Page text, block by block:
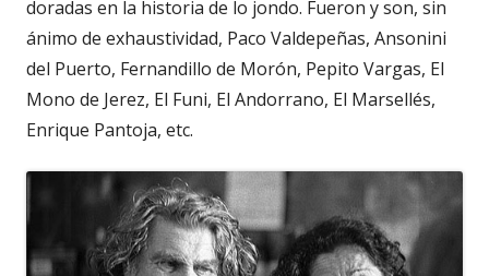
doradas en la historia de lo jondo. Fueron y son, sin
ánimo de exhaustividad, Paco Valdepeñas, Ansonini
del Puerto, Fernandillo de Morón, Pepito Vargas, El
Mono de Jerez, El Funi, El Andorrano, El Marsellés,
Enrique Pantoja, etc.